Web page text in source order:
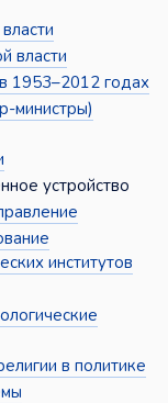
власти
1953–2012 годах
министры)
устройство
институтов
в политике